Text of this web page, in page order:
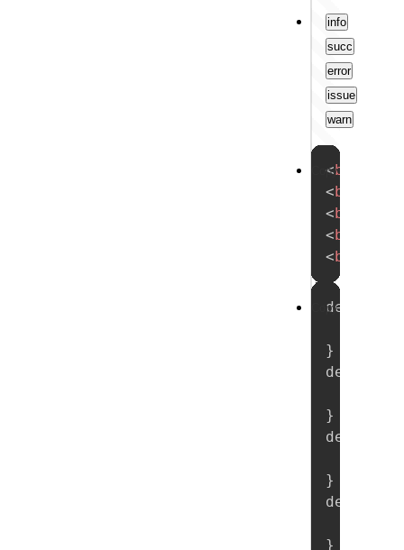
info
succ
error
issue
warn
<button
<button
<button
<button
<button
Copy
}
}
}
}
Copy